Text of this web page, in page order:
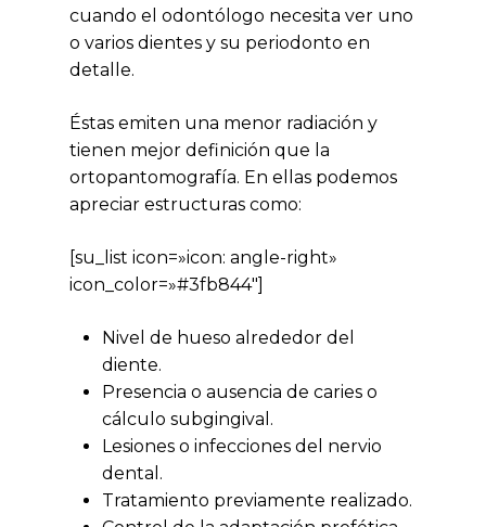
No hay productos en el carrito.
Go to shop
cuando el odontólogo necesita ver uno
o varios dientes y su periodonto en
detalle.
Éstas emiten una menor radiación y
tienen mejor definición que la
ortopantomografía. En ellas podemos
apreciar estructuras como:
[su_list icon=»icon: angle-right»
icon_color=»#3fb844″]
Nivel de hueso alrededor del
diente.
Presencia o ausencia de caries o
cálculo subgingival.
Lesiones o infecciones del nervio
dental.
Tratamiento previamente realizado.